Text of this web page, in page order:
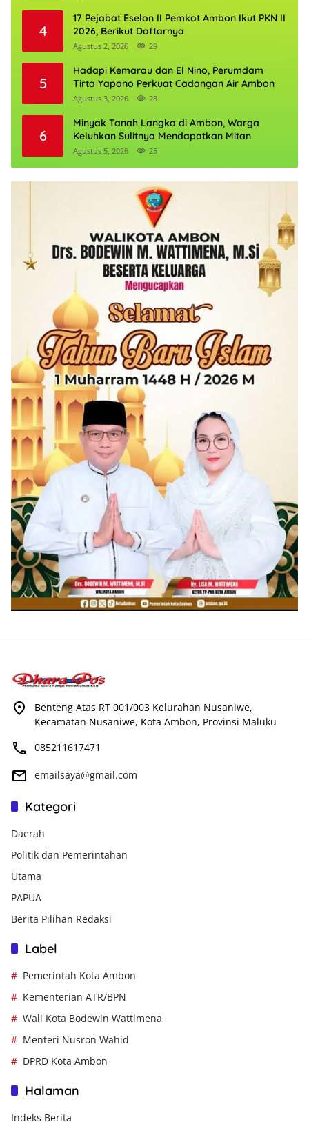
4
17 Pejabat Eselon II Pemkot Ambon Ikut PKN II
2026, Berikut Daftarnya
Agustus 2, 2026 29
5
Hadapi Kemarau dan El Nino, Perumdam
Tirta Yapono Perkuat Cadangan Air Ambon
Agustus 3, 2026 28
6
Minyak Tanah Langka di Ambon, Warga
Keluhkan Sulitnya Mendapatkan Mitan
Agustus 5, 2026 25
Benteng Atas RT 001/003 Kelurahan Nusaniwe,
Kecamatan Nusaniwe, Kota Ambon, Provinsi Maluku
085211617471
emailsaya@gmail.com
Kategori
Daerah
Politik dan Pemerintahan
Utama
PAPUA
Berita Pilihan Redaksi
Label
Pemerintah Kota Ambon
Kementerian ATR/BPN
Wali Kota Bodewin Wattimena
Menteri Nusron Wahid
DPRD Kota Ambon
Halaman
Indeks Berita